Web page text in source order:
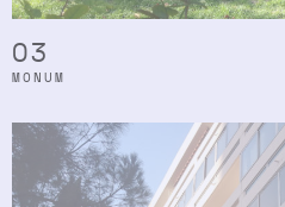
03
MONUM